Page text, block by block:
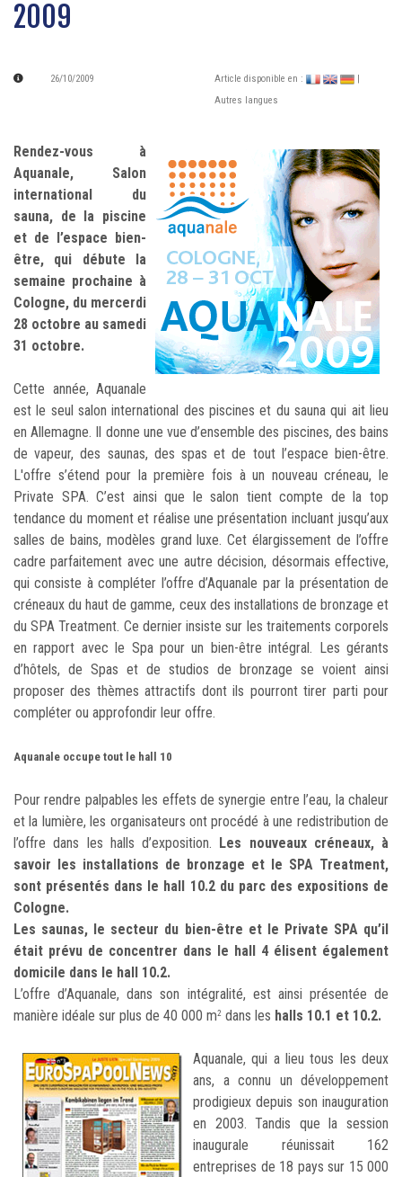
2009
26/10/2009 Article disponible en :
Autres langues
Rendez-vous à
Aquanale, Salon
international du
sauna, de la piscine
et de l’espace bien-
être, qui débute la
semaine prochaine à
Cologne, du mercerdi
28 octobre au samedi
31 octobre.
Cette année, Aquanale
est le seul salon international des piscines et du sauna qui ait lieu
en Allemagne. Il donne une vue d’ensemble des piscines, des bains
de vapeur, des saunas, des spas et de tout l’espace bien-être.
L'offre s’étend pour la première fois à un nouveau créneau, le
Private SPA. C’est ainsi que le salon tient compte de la top
tendance du moment et réalise une présentation incluant jusqu’aux
salles de bains, modèles grand luxe. Cet élargissement de l’offre
cadre parfaitement avec une autre décision, désormais effective,
qui consiste à compléter l’offre d’Aquanale par la présentation de
créneaux du haut de gamme, ceux des installations de bronzage et
du SPA Treatment. Ce dernier insiste sur les traitements corporels
en rapport avec le Spa pour un bien-être intégral. Les gérants
d’hôtels, de Spas et de studios de bronzage se voient ainsi
proposer des thèmes attractifs dont ils pourront tirer parti pour
compléter ou approfondir leur offre.
Aquanale occupe tout le hall 10
Pour rendre palpables les effets de synergie entre l’eau, la chaleur
et la lumière, les organisateurs ont procédé à une redistribution de
l’offre dans les halls d’exposition. Les nouveaux créneaux, à
savoir les installations de bronzage et le SPA Treatment,
sont présentés dans le hall 10.2 du parc des expositions de
Cologne.
Les saunas, le secteur du bien-être et le Private SPA qu’il
était prévu de concentrer dans le hall 4 élisent également
domicile dans le hall 10.2.
L’offre d’Aquanale, dans son intégralité, est ainsi présentée de
manière idéale sur plus de 40 000 m2 dans les halls 10.1 et 10.2.
Aquanale, qui a lieu tous les deux
ans, a connu un développement
prodigieux depuis son inauguration
en 2003. Tandis que la session
inaugurale réunissait 162
entreprises de 18 pays sur 15 000